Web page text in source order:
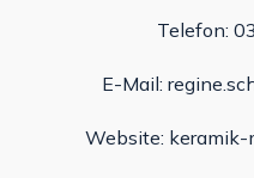
Telefon:
E-Mail:
Website: keramik-